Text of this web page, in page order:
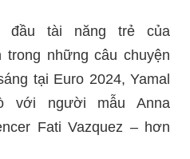
đầu tài năng trẻ của
trong những câu chuyện
tại Euro 2024, Yamal
với người mẫu Anna
Fati Vazquez – hơn